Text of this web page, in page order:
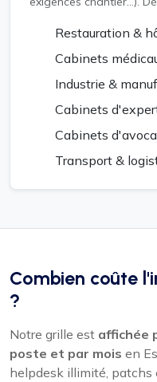
Restauration &
Cabinets
Industrie &
Cabinets
Cabinets
Transport &
Combien coûte
?
Notre grille est affichée
poste et par mois en
helpdesk illimité, patchs